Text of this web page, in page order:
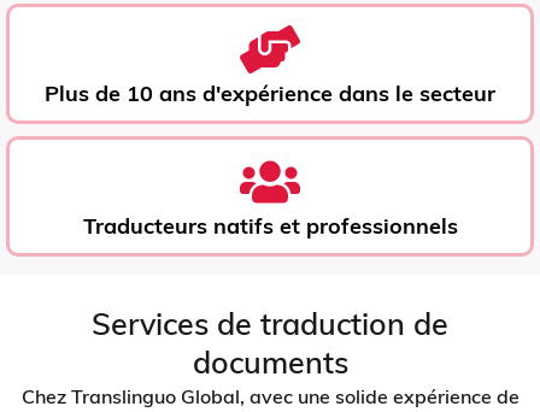
Plus de 10 ans d'expérience dans le secteur
Traducteurs natifs et professionnels
Services de traduction de
documents
Chez Translinguo Global, avec une solide expérience de